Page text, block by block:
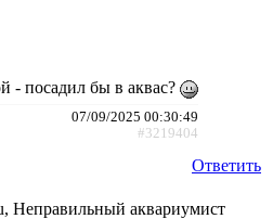
- посадил бы в аквас?
07/09/2025 00:30:49
#3219404
Ответить
Неправильный аквариумист